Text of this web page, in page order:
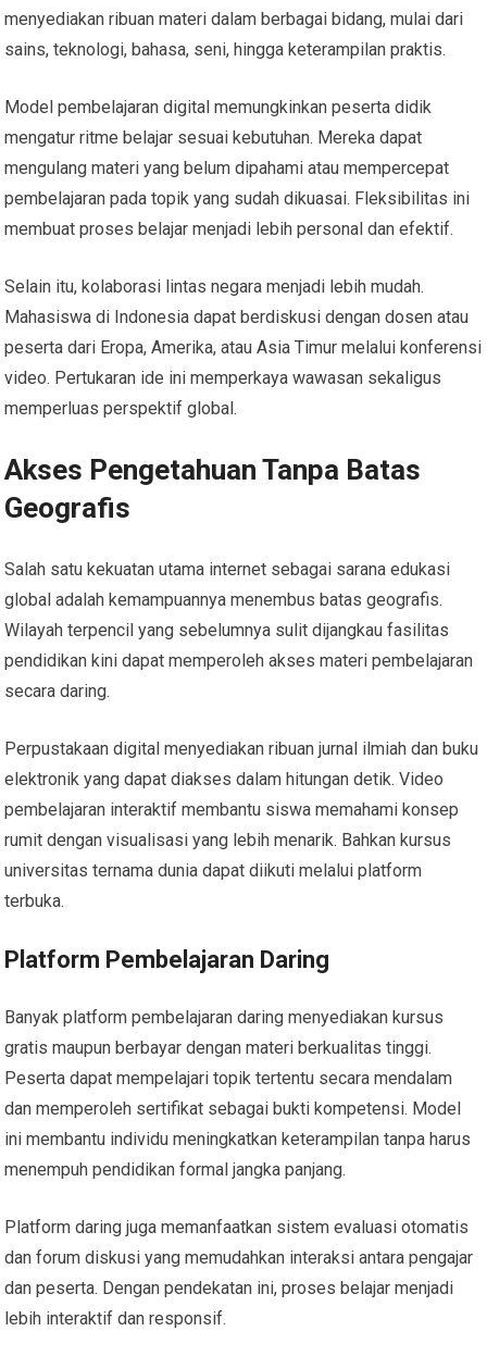
menyediakan ribuan materi dalam berbagai bidang, mulai dari
sains, teknologi, bahasa, seni, hingga keterampilan praktis.
Model pembelajaran digital memungkinkan peserta didik
mengatur ritme belajar sesuai kebutuhan. Mereka dapat
mengulang materi yang belum dipahami atau mempercepat
pembelajaran pada topik yang sudah dikuasai. Fleksibilitas ini
membuat proses belajar menjadi lebih personal dan efektif.
Selain itu, kolaborasi lintas negara menjadi lebih mudah.
Mahasiswa di Indonesia dapat berdiskusi dengan dosen atau
peserta dari Eropa, Amerika, atau Asia Timur melalui konferensi
video. Pertukaran ide ini memperkaya wawasan sekaligus
memperluas perspektif global.
Akses Pengetahuan Tanpa Batas
Geografis
Salah satu kekuatan utama internet sebagai sarana edukasi
global adalah kemampuannya menembus batas geografis.
Wilayah terpencil yang sebelumnya sulit dijangkau fasilitas
pendidikan kini dapat memperoleh akses materi pembelajaran
secara daring.
Perpustakaan digital menyediakan ribuan jurnal ilmiah dan buku
elektronik yang dapat diakses dalam hitungan detik. Video
pembelajaran interaktif membantu siswa memahami konsep
rumit dengan visualisasi yang lebih menarik. Bahkan kursus
universitas ternama dunia dapat diikuti melalui platform
terbuka.
Platform Pembelajaran Daring
Banyak platform pembelajaran daring menyediakan kursus
gratis maupun berbayar dengan materi berkualitas tinggi.
Peserta dapat mempelajari topik tertentu secara mendalam
dan memperoleh sertifikat sebagai bukti kompetensi. Model
ini membantu individu meningkatkan keterampilan tanpa harus
menempuh pendidikan formal jangka panjang.
Platform daring juga memanfaatkan sistem evaluasi otomatis
dan forum diskusi yang memudahkan interaksi antara pengajar
dan peserta. Dengan pendekatan ini, proses belajar menjadi
lebih interaktif dan responsif.